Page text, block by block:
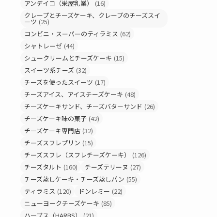
アンデイコ（栄屋乳業）
(16)
クレープとチーズケーキ、クレープのチーズスイ
ーツ (25)
コンビニ・スーパーのティラミス (62)
シャトレーゼ (44)
シュークリームとチーズケーキ (15)
スイーツ系チーズ (32)
チーズを使ったスイーツ (17)
チーズアイス、アイスチーズケーキ (48)
チーズケーキサンド、チーズバターサンド (26)
チーズケーキ味の菓子 (42)
チーズケーキ専門店 (32)
チーズスフレプリン (15)
チーズスフレ（スフレチーズケーキ）
(126)
チーズタルト (160) チーズテリーヌ (27)
チーズ蒸しケーキ・チーズ蒸しパン (55)
ティラミス (120) ドンレミー (22)
ニューヨークチーズケーキ (85)
ハーブス（HARBS）
(21)